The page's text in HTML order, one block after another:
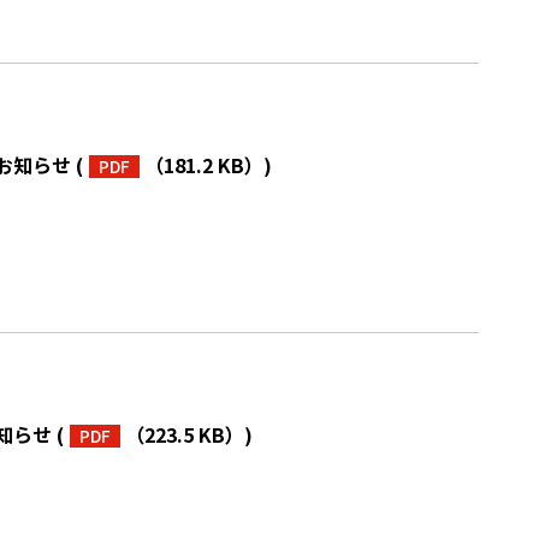
知らせ ( PDF （181.2 KB） )
らせ ( PDF （223.5 KB） )